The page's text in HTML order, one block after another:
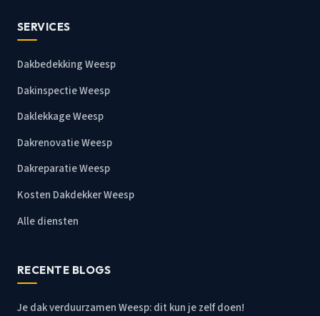
SERVICES
Dakbedekking Weesp
Dakinspectie Weesp
Daklekkage Weesp
Dakrenovatie Weesp
Dakreparatie Weesp
Kosten Dakdekker Weesp
Alle diensten
RECENTE BLOGS
Je dak verduurzamen Weesp: dit kun je zelf doen!